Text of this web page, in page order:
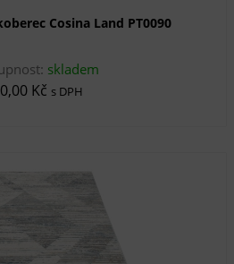
Cosina Land PT0090
skladem
Kč s DPH